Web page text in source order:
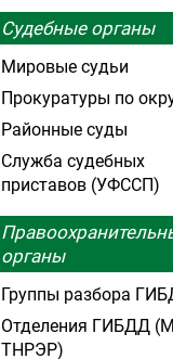
Судебные органы
Мировые судьи
Прокуратуры по
Районные суды
Служба судебных
приставов (УФССП)
органы
Группы разбора
Отделения ГИБДД
ТНРЭР)